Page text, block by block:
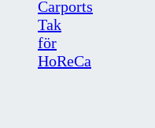
Carports
Tak
för
HoReCa